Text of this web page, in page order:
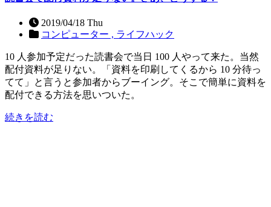
2019/04/18 Thu
コンピューター , ライフハック
10 人参加予定だった読書会で当日 100 人やって来た。当然
配付資料が足りない。「資料を印刷してくるから 10 分待っ
てて」と言うと参加者からブーイング。そこで簡単に資料を
配付できる方法を思いついた。
続きを読む